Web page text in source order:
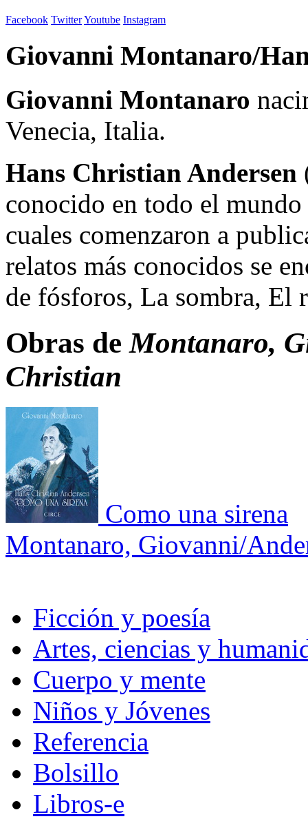
Facebook TwitterYoutube Instagram
Giovanni Montanaro/
Giovanni Montanaro
Venecia, Italia.
Hans Christian Andersen
conocido en todo el
cuales comenzaron a
relatos más conocidos se
de fósforos, La sombra, El
Obras deMontanaro,
Christian
Como una sirena
Montanaro, Giovanni/
Ficción y poesía
Artes, ciencias y
Cuerpo y mente
Niños y Jóvenes
Referencia
Bolsillo
Libros-e